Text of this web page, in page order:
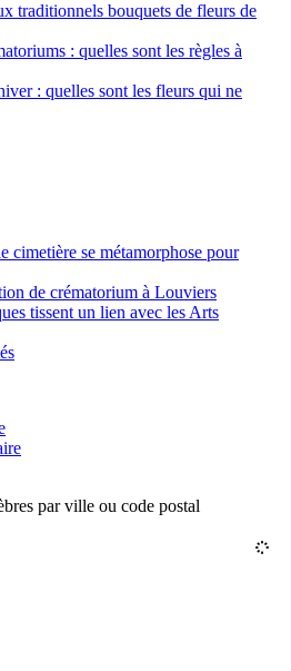
traditionnels bouquets de fleurs de
: quelles sont les règles à
: quelles sont les fleurs qui ne
cimetière se métamorphose pour
de crématorium à Louviers
tissent un lien avec les Arts
par ville ou code postal